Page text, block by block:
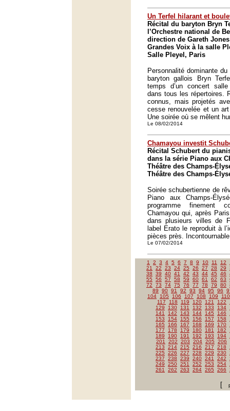
Un Terfel hilarant et
Récital du baryton Bryn
l’Orchestre national de
direction de Gareth
Grandes Voix à la salle
Salle Pleyel, Paris
Personnalité dominante
baryton gallois Bryn
temps d’un concert
dans tous les répertoires.
connus, mais projetés
cesse renouvelée et un
Une soirée où se mêlent
Le 08/02/2014
Chamayou investit
Récital Schubert du
dans la série Piano aux
Théâtre des Champs-
Théâtre des Champs-
Soirée schubertienne de
Piano aux Champs-
programme finement
Chamayou qui, après
dans plusieurs villes de
label Erato le reproduit à
pièces près.
Le 07/02/2014
1 2 3 4 5 6 7 8 9 10 11 12
21
22 23 24 25 26 27 28 29
38
39 40 41 42 43 44 45 46
55
56 57 58 59 60 61 62 63
72
73 74 75 76 77 78 79 80
89
90 91 92 93 94 95 96
104
105 106 107 108 109
110
117
118 119 120 121 122
129
130 131 132 133 134
141
142 143 144 145 146
153
154 155 156 157 158
165
166 167 168 169 170
177
178 179 180 181 182
189
190 191 192 193 194
201
202 203 204 205
206
213
214 215 216 217 218
225
226 227 228 229 230
237
238 239 240 241 242
249
250 251 252 253 254
261
262 263 264 265 266
[